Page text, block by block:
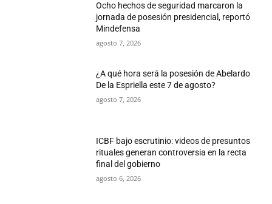
Ocho hechos de seguridad marcaron la
jornada de posesión presidencial, reportó
Mindefensa
agosto 7, 2026
¿A qué hora será la posesión de Abelardo
De la Espriella este 7 de agosto?
agosto 7, 2026
ICBF bajo escrutinio: videos de presuntos
rituales generan controversia en la recta
final del gobierno
agosto 6, 2026